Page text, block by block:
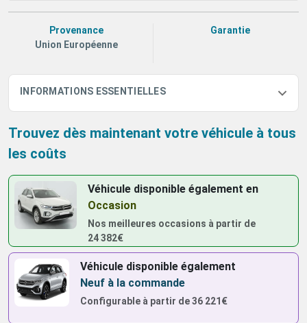
Provenance
Union Européenne
Garantie
INFORMATIONS ESSENTIELLES
Trouvez dès maintenant votre véhicule à tous
les coûts
Véhicule disponible égalementen
Occasion
Nos meilleures occasions à partir de
24 382€
Véhicule disponible également
Neuf à la commande
Configurable à partir de36 221€